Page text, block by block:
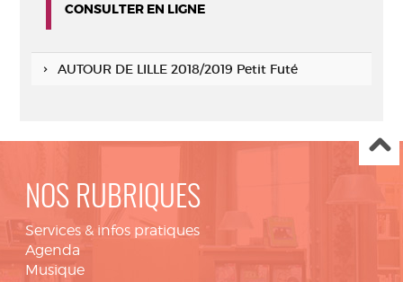
CONSULTER EN LIGNE
AUTOUR DE LILLE 2018/2019 Petit Futé
NOS RUBRIQUES
Services & infos pratiques
Agenda
Musique